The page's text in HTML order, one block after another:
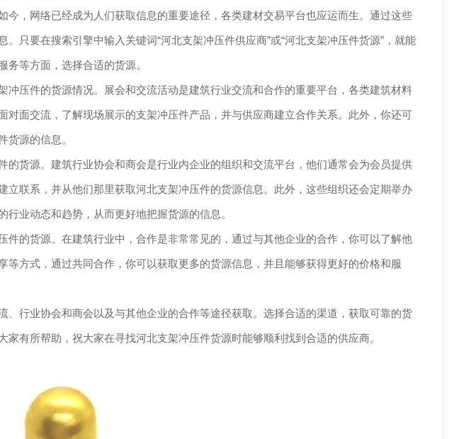
今，网络已经成为人们获取信息的重要途径，各类建材交易平台也应运而生。通过这些
只要在搜索引擎中输入关键词“河北支架冲压件供应商”或“河北支架冲压件货源”，就能
等方面，选择合适的货源。
冲压件的货源情况。展会和交流活动是建筑行业交流和合作的重要平台，各类建筑材料
面交流，了解现场展示的支架冲压件产品，并与供应商建立合作关系。此外，你还可
货源的信息。
的货源。建筑行业协会和商会是行业内企业的组织和交流平台，他们通常会为会员提供
联系，并从他们那里获取河北支架冲压件的货源信息。此外，这些组织还会定期举办
业动态和趋势，从而更好地把握货源的信息。
件的货源。在建筑行业中，合作是非常常见的，通过与其他企业的合作，你可以了解他
方式，通过共同合作，你可以获取更多的货源信息，并且能够获得更好的价格和服
、行业协会和商会以及与其他企业的合作等途径获取。选择合适的渠道，获取可靠的货
有所帮助，祝大家在寻找河北支架冲压件货源时能够顺利找到合适的供应商。